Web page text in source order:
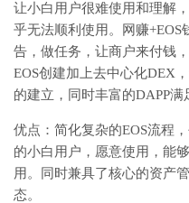
让小白用户很难使用和理解
乎无法顺利使用。网赚
告，做任务，让商户来付钱
EOS创建加上去中心化DEX
的建立，同时丰富的DAPP满
优点：简化复杂的EOS流程
的小白用户，愿意使用，能
用。同时兼具了核心的资产
态。